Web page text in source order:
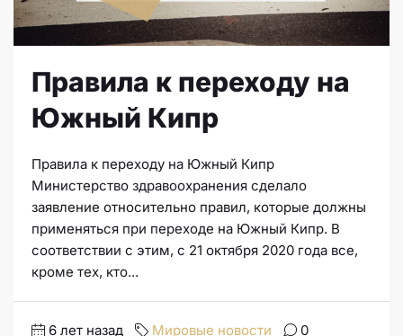
Правила к переходу на
Южный Кипр
Правила к переходу на Южный Кипр
Министерство здравоохранения сделало
заявление относительно правил, которые должны
применяться при переходе на Южный Кипр. В
соответствии с этим, с 21 октября 2020 года все,
кроме тех, кто...
6 лет назад Мировые новости 0